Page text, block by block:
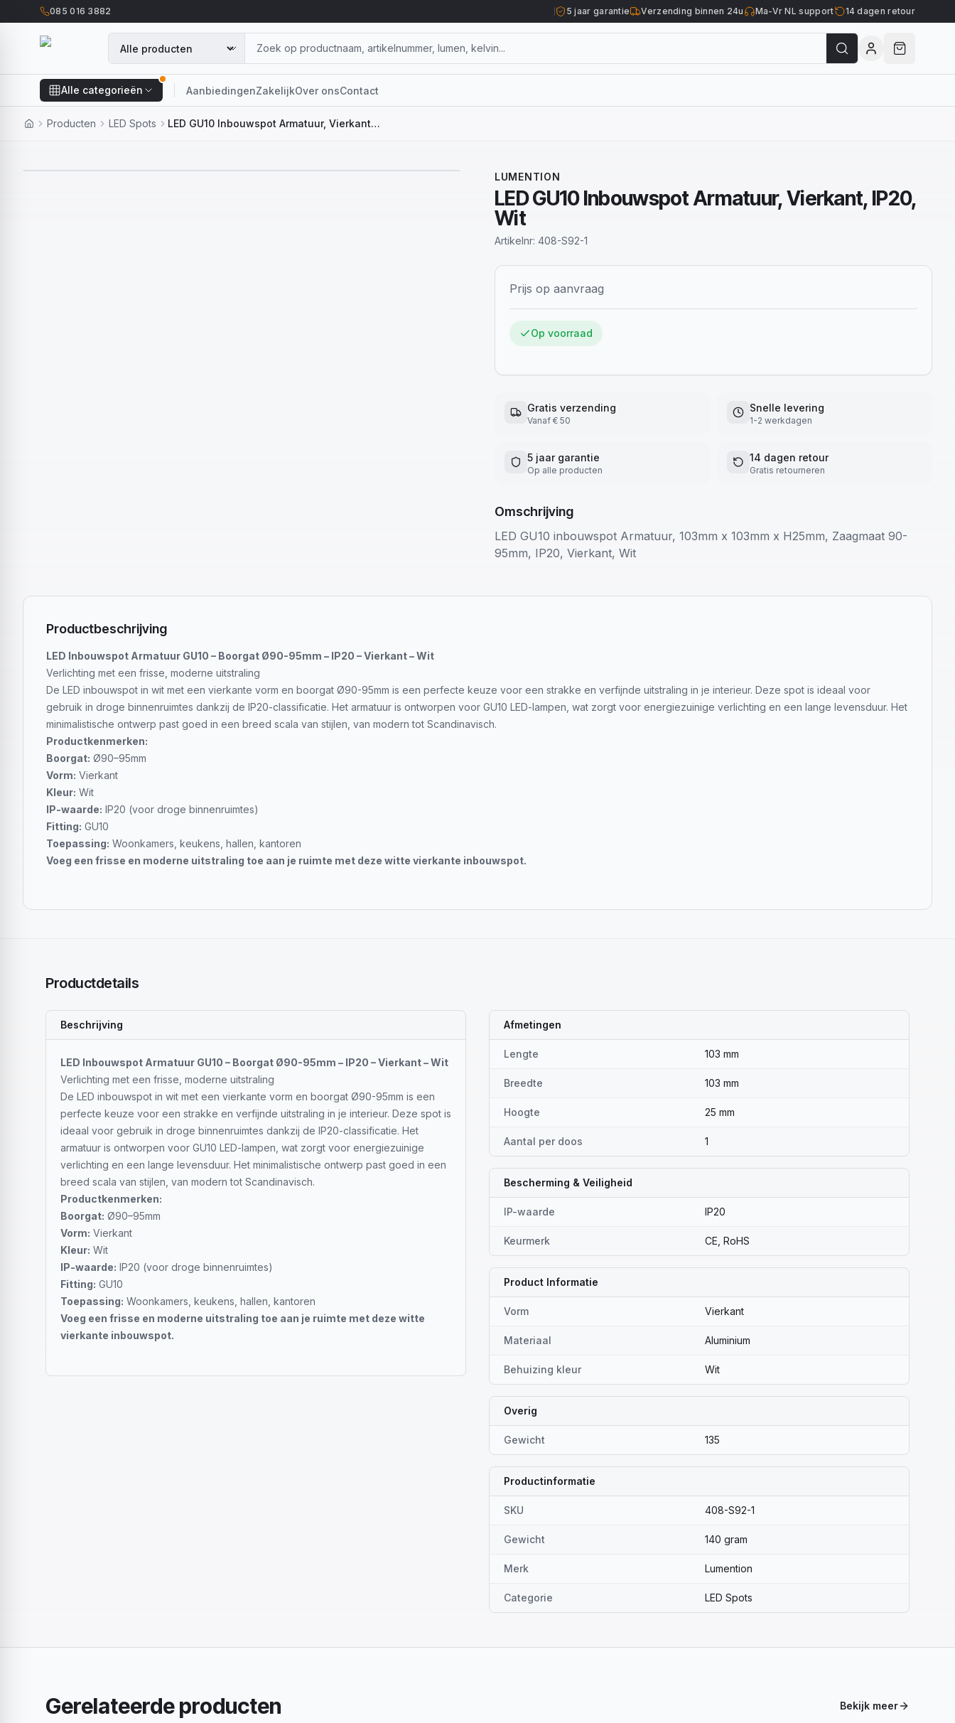
085 016 3882 5 jaar garantie Verzending binnen 24u Ma-Vr NL support 14 dagen retour
Alle categorieën AanbiedingenZakelijkOver onsContact
Producten LED Spots LED GU10 Inbouwspot Armatuur, Vierkant, IP20, Wit
LUMENTION
LED GU10 Inbouwspot Armatuur, Vierkant, IP20,
Wit
Artikelnr: 408-S92-1
Prijs op aanvraag
Op voorraad
Gratis verzending
Vanaf € 50
Snelle levering
1-2 werkdagen
5 jaar garantie
Op alle producten
14 dagen retour
Gratis retourneren
Omschrijving
LED GU10 inbouwspot Armatuur, 103mm x 103mm x H25mm, Zaagmaat 90-
95mm, IP20, Vierkant, Wit
Productbeschrijving
LED Inbouwspot Armatuur GU10 – Boorgat Ø90-95mm – IP20 – Vierkant – Wit
Verlichting met een frisse, moderne uitstraling
De LED inbouwspot in wit met een vierkante vorm en boorgat Ø90-95mm is een perfecte keuze voor een strakke en verfijnde uitstraling in je interieur. Deze spot is ideaal voor
gebruik in droge binnenruimtes dankzij de IP20-classificatie. Het armatuur is ontworpen voor GU10 LED-lampen, wat zorgt voor energiezuinige verlichting en een lange levensduur. Het
minimalistische ontwerp past goed in een breed scala van stijlen, van modern tot Scandinavisch.
Productkenmerken:
Boorgat: Ø90–95mm
Vorm: Vierkant
Kleur: Wit
IP-waarde: IP20 (voor droge binnenruimtes)
Fitting: GU10
Toepassing: Woonkamers, keukens, hallen, kantoren
Voeg een frisse en moderne uitstraling toe aan je ruimte met deze witte vierkante inbouwspot.
Productdetails
Beschrijving
LED Inbouwspot Armatuur GU10 – Boorgat Ø90-95mm – IP20 – Vierkant – Wit
Verlichting met een frisse, moderne uitstraling
De LED inbouwspot in wit met een vierkante vorm en boorgat Ø90-95mm is een
perfecte keuze voor een strakke en verfijnde uitstraling in je interieur. Deze spot is
ideaal voor gebruik in droge binnenruimtes dankzij de IP20-classificatie. Het
armatuur is ontworpen voor GU10 LED-lampen, wat zorgt voor energiezuinige
verlichting en een lange levensduur. Het minimalistische ontwerp past goed in een
breed scala van stijlen, van modern tot Scandinavisch.
Productkenmerken:
Boorgat: Ø90–95mm
Vorm: Vierkant
Kleur: Wit
IP-waarde: IP20 (voor droge binnenruimtes)
Fitting: GU10
Toepassing: Woonkamers, keukens, hallen, kantoren
Voeg een frisse en moderne uitstraling toe aan je ruimte met deze witte
vierkante inbouwspot.
Afmetingen
Lengte 103 mm
Breedte 103 mm
Hoogte 25 mm
Aantal per doos 1
Bescherming & Veiligheid
IP-waarde IP20
Keurmerk CE, RoHS
Product Informatie
Vorm Vierkant
Materiaal Aluminium
Behuizing kleur Wit
Overig
Gewicht 135
Productinformatie
SKU 408-S92-1
Gewicht 140 gram
Merk Lumention
Categorie LED Spots
Gerelateerde producten Bekijk meer